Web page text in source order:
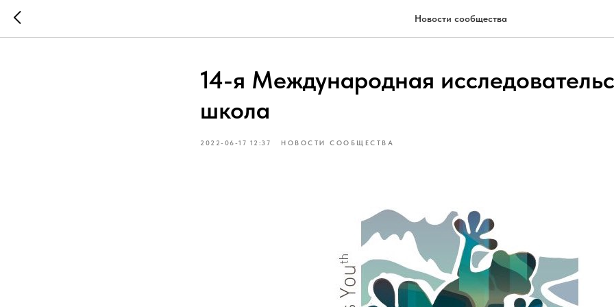
Новости сообщества
14-я Международная
школа
2022-06-17 12:37 НОВОСТИ СООБЩЕСТВА